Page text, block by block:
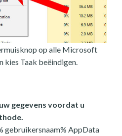
op alle Microsoft
kies Taak beëindigen.
gegevens voordat u
gebruikersnaam% AppData